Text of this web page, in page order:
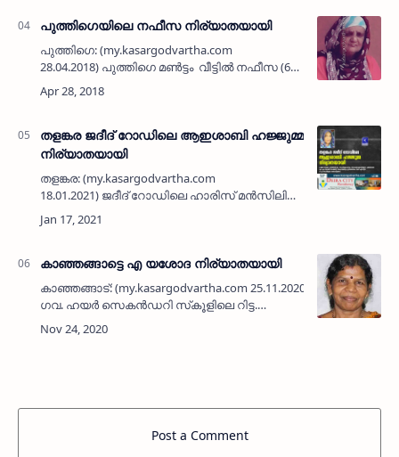
പുത്തിഗെയിലെ നഫീസ നിര്യാതയായി
പുത്തിഗെ: (my.kasargodvartha.com
28.04.2018) പുത്തിഗെ മണ്‍ട്ടം വീട്ടില്‍ നഫീസ (65)
നിര്യാതയായി. പുത്തിഗെ പഞ്ചായത്ത് അംഗം
തളങ്കര ജദീദ് റോഡിലെ ആഇശാബി ഹജ്ജുമ്മ
നിര്യാതയായി
തളങ്കര: (my.kasargodvartha.com
18.01.2021) ജദീദ് റോഡിലെ ഹാരിസ് മന്‍സിലില്‍
പരേതനായ ടി എം അബ്ദുല്‍ ഖാദറിന്റെ ഭാര്യ
ആഇശാബി ഹജ്ജുമ്മ (80)
കാഞ്ഞങ്ങാട്ടെ എ യശോദ നിര്യാതയായി
കാഞ്ഞങ്ങാട്: (my.kasargodvartha.com 25.11.2020) ബളാംതോട്
ഗവ. ഹയര്‍ സെകന്‍ഡറി സ്‌കൂളിലെ റിട്ട.
ജീവനക്കാരിയായ പി കെ രാമന്റെ ഭാര്യ എ
യശോദ (60) നിര്യാതയായി. കള്ളാര്‍ പഞ്…
Post a Comment